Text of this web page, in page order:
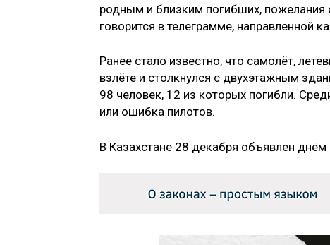
родным и близким погибших,
говорится в телеграмме, направленной
Ранее стало известно, что самолёт,
взлёте и столкнулся с двухэтажным
98 человек, 12 из которых погибли.
или ошибка пилотов.
В Казахстане 28 декабря объявлен